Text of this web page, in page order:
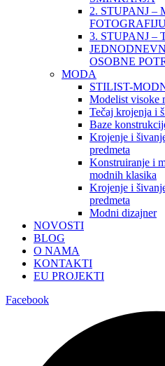
2. STUPANJ –
3. STUPANJ –
OSOBNE
MODA
STILIST-
Modelist visoke
Tečaj krojenja i
Baze
Krojenje i
predmeta
Konstruiranje i
modnih klasika
Krojenje i
predmeta
Modni dizajner
NOVOSTI
BLOG
O NAMA
KONTAKTI
EU PROJEKTI
Facebook